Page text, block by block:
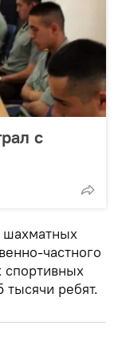
с
шахматных
частного
спортивных
тысячи ребят.